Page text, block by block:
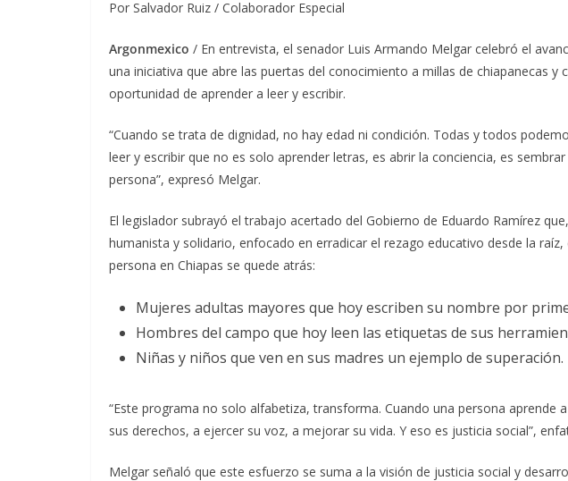
Por Salvador Ruiz / Colaborador Especial
Argonmexico / En entrevista, el senador Luis Armando Melgar celebró el
una iniciativa que abre las puertas del conocimiento a millas de chiapanecas y
oportunidad de aprender a leer y escribir.
“Cuando se trata de dignidad, no hay edad ni condición. Todas y todos
leer y escribir que no es solo aprender letras, es abrir la conciencia, es
persona”, expresó Melgar.
El legislador subrayó el trabajo acertado del Gobierno de Eduardo Ramírez
humanista y solidario, enfocado en erradicar el rezago educativo desde la
persona en Chiapas se quede atrás:
Mujeres adultas mayores que hoy escriben su nombre por
Hombres del campo que hoy leen las etiquetas de sus
Niñas y niños que ven en sus madres un ejemplo de superación.
“Este programa no solo alfabetiza, transforma. Cuando una persona aprende
sus derechos, a ejercer su voz, a mejorar su vida. Y eso es justicia social”,
Melgar señaló que este esfuerzo se suma a la visión de justicia social y